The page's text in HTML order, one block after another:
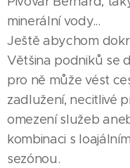
minerální vody...
Ještě abychom
Většina podniků se
pro ně může vést
zadlužení, necitlivé
omezení služeb
kombinaci s
sezónou.